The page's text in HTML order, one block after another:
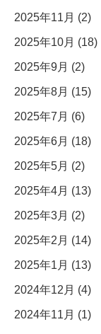
2025年11月 (2)
2025年10月 (18)
2025年9月 (2)
2025年8月 (15)
2025年7月 (6)
2025年6月 (18)
2025年5月 (2)
2025年4月 (13)
2025年3月 (2)
2025年2月 (14)
2025年1月 (13)
2024年12月 (4)
2024年11月 (1)